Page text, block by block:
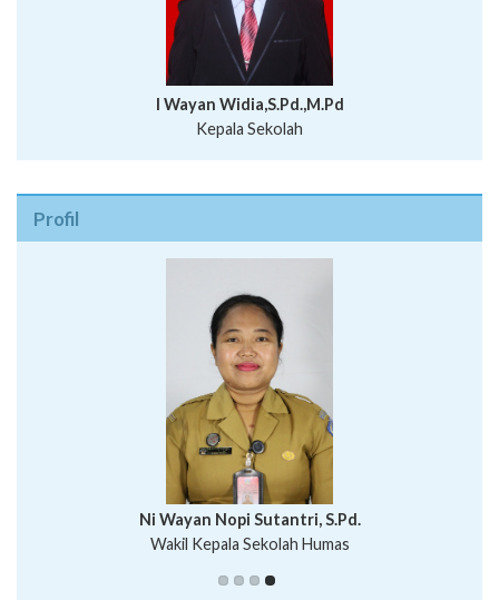
I Wayan Widia,S.Pd.,M.Pd
Kepala Sekolah
Profil
Putu Suhartana, S.Pd.
I Wayan Bawa Parmita, S.Pd
I Wayan Gede Aditya Pratita, S.Pd., M.Sn
Ni Wayan Nopi Sutantri, S.Pd.
Wakil Kepala Sekolah Humas